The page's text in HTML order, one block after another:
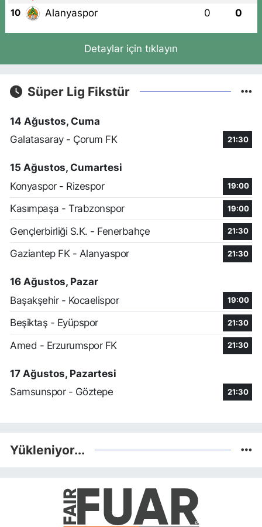
10 Alanyaspor 0 0
Detaylar için tıklayın
Süper Lig Fikstür
14 Ağustos, Cuma
Galatasaray - Çorum FK
21:30
15 Ağustos, Cumartesi
Konyaspor - Rizespor
19:00
Kasımpaşa - Trabzonspor 19:00
Gençlerbirliği S.K. - Fenerbahçe 21:30
Gaziantep FK - Alanyaspor 21:30
16 Ağustos, Pazar
Başakşehir - Kocaelispor
19:00
Beşiktaş - Eyüpspor 21:30
Amed - Erzurumspor FK 21:30
17 Ağustos, Pazartesi
Samsunspor - Göztepe
21:30
Yükleniyor...